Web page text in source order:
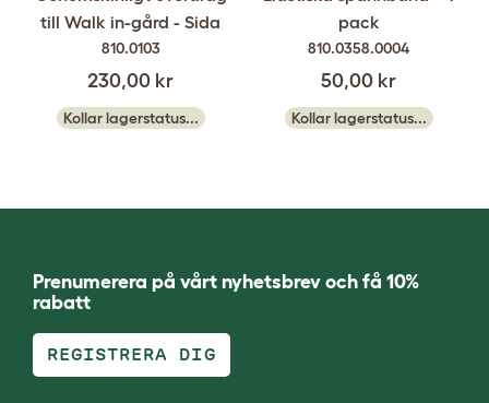
till Walk in-gård - Sida
810.0103
230,00 kr
Kollar lagerstatus...
pack
810.0358.0004
50,00 kr
Kollar lagerstatus...
Prenumerera på vårt nyhetsbrev och få 10%
rabatt
REGISTRERA DIG